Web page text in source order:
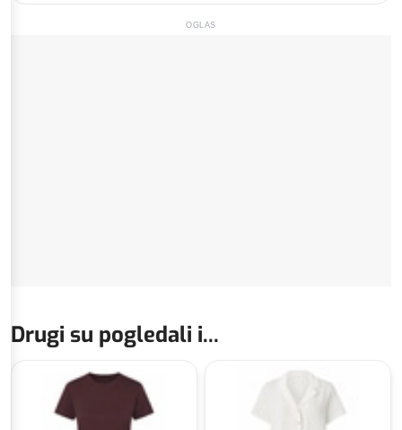
OGLAS
Drugi su pogledali i...